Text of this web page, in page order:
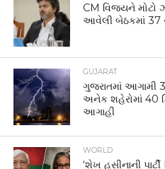
CM વિજયને મોટો
આવેલી બેઠકમાં 37
GUJARAT
ગુજરાતમાં આગામી
અનેક શહેરોમાં 40
આગાહી
WORLD
‘શેખ હસીનાની